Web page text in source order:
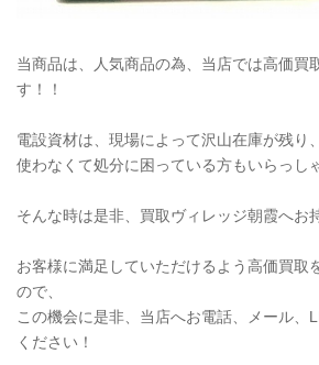
当商品は、人気商品の為、当店では高価買
す！！
電設資材は、現場によって沢山在庫が残り
使わなくて処分に困っている方もいらっし
そんな時は是非、買取ヴィレッジ朝霞へお
お客様に満足していただけるよう高価買取
ので、
この機会に是非、当店へお電話、メール、
ください！